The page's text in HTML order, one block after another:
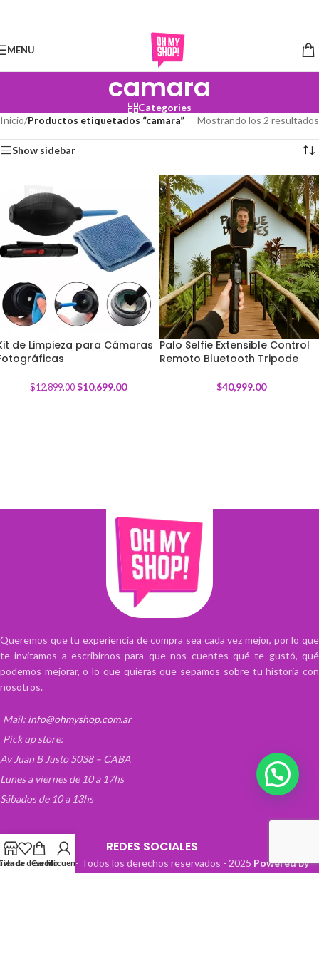
MENU
camara
Categories
Inicio/Productos etiquetados “camara” Mostrando los 2 resultados
Show sidebar
-17%
de Limpieza para Cámaras
$12,899.00 $10,699.00
Palo Selfie Extensible Control
Remoto Bluetooth Tripode
$40,999.00
Queremos que tu experiencia de compra sea cada vez mejor, por lo que
te invitamos a escribirnos para que nos cuentes qué te gustó, qué
podemos mejorar, o lo que quieras que sepamos sobre tu historia con
nosotros.
Mail: info@ohmyshop.com.ar
Pick up store:
Av Juan B Justo 5038 – CABA
Lunes a viernes de 10 a 17hs
Sábados de 10 a 13hs
REDES SOCIALES
OhMyTienda! - Todos los derechos reservados - 2025 Powered by
de deseos
CarritoMi cuenta